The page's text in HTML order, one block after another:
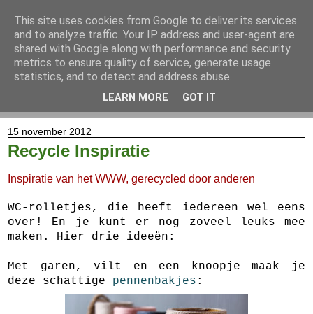
15 november 2012
Recycle Inspiratie
Inspiratie van het WWW, gerecycled door anderen
WC-rolletjes, die heeft iedereen wel eens
over! En je kunt er nog zoveel leuks mee
maken. Hier drie ideeën:
Met garen, vilt en een knoopje maak je
deze schattige pennenbakjes :
This site uses cookies from Google to deliver its services
and to analyze traffic. Your IP address and user-agent are
shared with Google along with performance and security
metrics to ensure quality of service, generate usage
statistics, and to detect and address abuse.
LEARN MORE GOT IT